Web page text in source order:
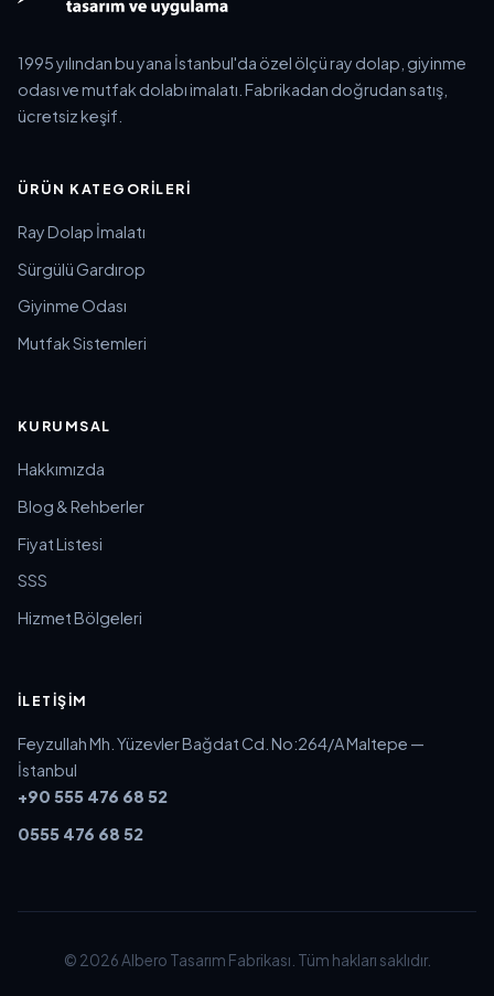
1995 yılından bu yana İstanbul'da özel ölçü ray dolap, giyinme
odası ve mutfak dolabı imalatı. Fabrikadan doğrudan satış,
ücretsiz keşif.
ÜRÜN KATEGORILERI
Ray Dolap İmalatı
Sürgülü Gardırop
Giyinme Odası
Mutfak Sistemleri
KURUMSAL
Hakkımızda
Blog & Rehberler
Fiyat Listesi
SSS
Hizmet Bölgeleri
İLETIŞIM
Feyzullah Mh. Yüzevler Bağdat Cd. No:264/A Maltepe —
İstanbul
+90 555 476 68 52
0555 476 68 52
© 2026 Albero Tasarım Fabrikası. Tüm hakları saklıdır.